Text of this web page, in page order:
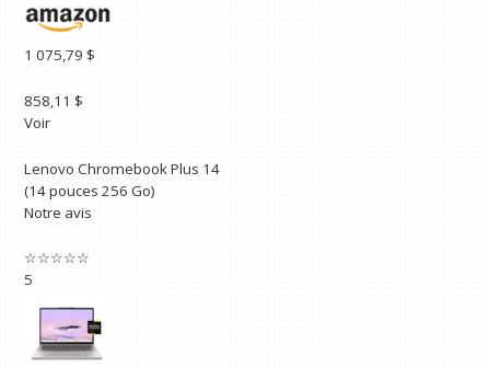
1 075,79 $
858,11 $
Voir
Lenovo Chromebook Plus 14
(14 pouces 256 Go)
Notre avis
☆☆☆☆☆
5